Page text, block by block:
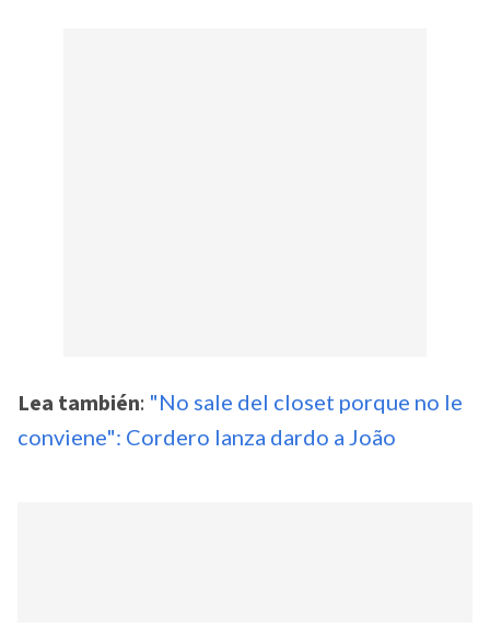
Lea también: "No sale del closet porque no le
conviene": Cordero lanza dardo a João